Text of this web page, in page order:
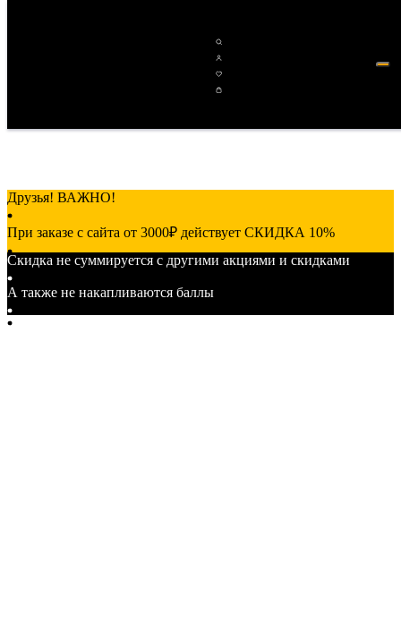
Друзья! ВАЖНО!
При заказе с сайта от 3000₽ действует СКИДКА 10%
от 7000₽ действует СКИДКА 15%
Скидка не суммируется с другими акциями и скидками
А также не накапливаются баллы